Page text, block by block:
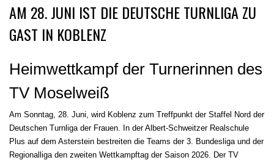
AM 28. JUNI IST DIE DEUTSCHE TURNLIGA ZU
GAST IN KOBLENZ
Heimwettkampf der Turnerinnen des
TV Moselweiß
Am Sonntag, 28. Juni, wird Koblenz zum Treffpunkt der Staffel Nord der
Deutschen Turnliga der Frauen. In der Albert-Schweitzer Realschule
Plus auf dem Asterstein bestreiten die Teams der 3. Bundesliga und der
Regionalliga den zweiten Wettkampftag der Saison 2026. Der TV